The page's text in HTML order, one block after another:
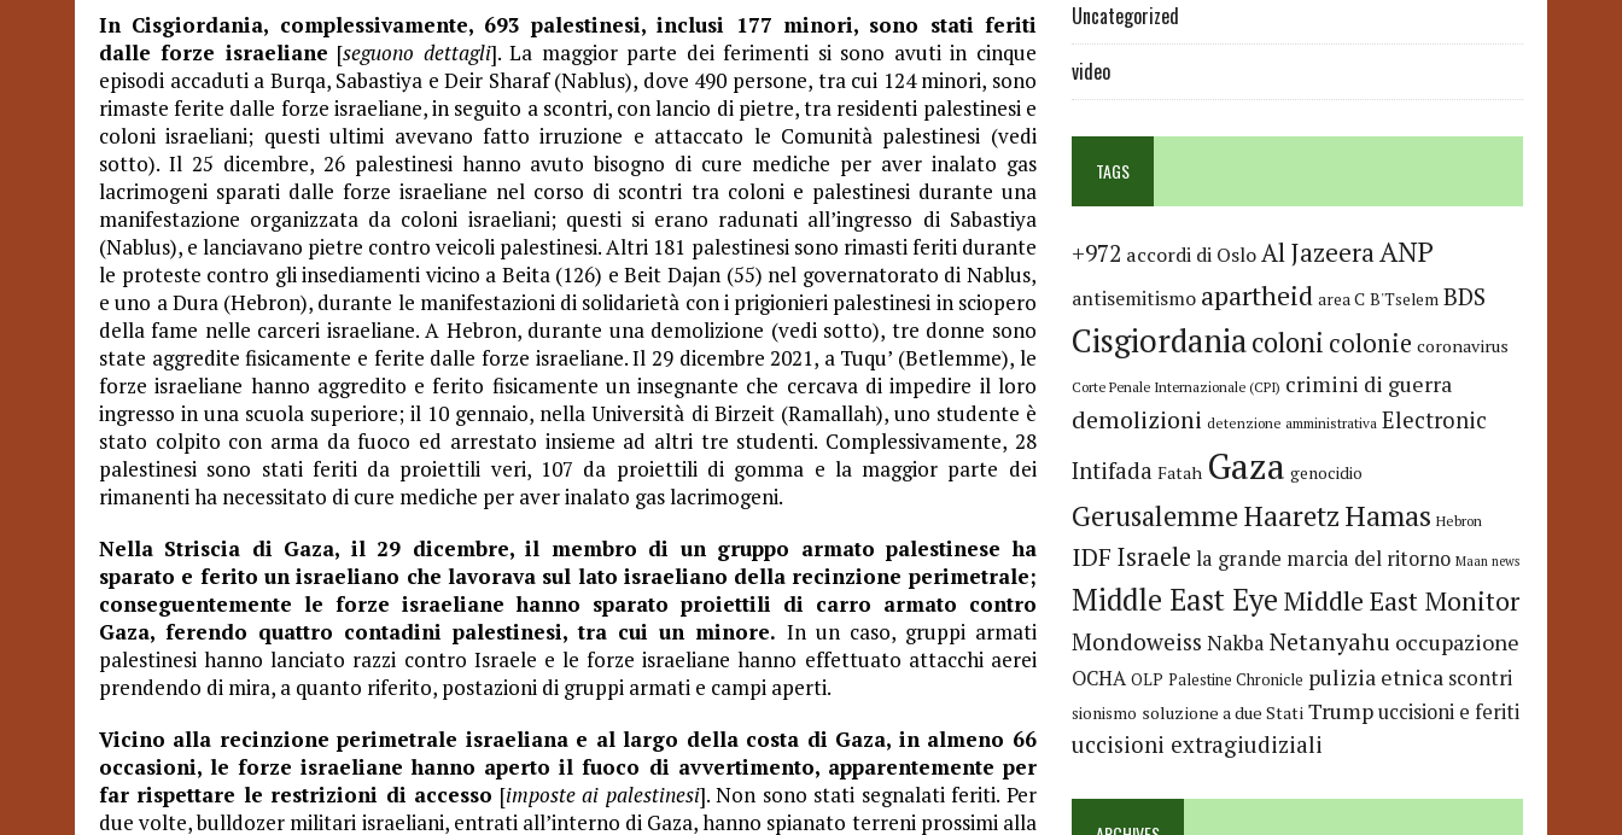
In Cisgiordania, complessivamente, 693 palestinesi, inclusi 177 minori, sono stati feriti
dalle forze israeliane [seguono dettagli]. La maggior parte dei ferimenti si sono avuti in cinque
episodi accaduti a Burqa, Sabastiya e Deir Sharaf (Nablus), dove 490 persone, tra cui 124 minori, sono
rimaste ferite dalle forze israeliane, in seguito a scontri, con lancio di pietre, tra residenti palestinesi e
coloni israeliani; questi ultimi avevano fatto irruzione e attaccato le Comunità palestinesi (vedi
sotto). Il 25 dicembre, 26 palestinesi hanno avuto bisogno di cure mediche per aver inalato gas
lacrimogeni sparati dalle forze israeliane nel corso di scontri tra coloni e palestinesi durante una
manifestazione organizzata da coloni israeliani; questi si erano radunati all’ingresso di Sabastiya
(Nablus), e lanciavano pietre contro veicoli palestinesi. Altri 181 palestinesi sono rimasti feriti durante
le proteste contro gli insediamenti vicino a Beita (126) e Beit Dajan (55) nel governatorato di Nablus,
e uno a Dura (Hebron), durante le manifestazioni di solidarietà con i prigionieri palestinesi in sciopero
della fame nelle carceri israeliane. A Hebron, durante una demolizione (vedi sotto), tre donne sono
state aggredite fisicamente e ferite dalle forze israeliane. Il 29 dicembre 2021, a Tuqu’ (Betlemme), le
forze israeliane hanno aggredito e ferito fisicamente un insegnante che cercava di impedire il loro
ingresso in una scuola superiore; il 10 gennaio, nella Università di Birzeit (Ramallah), uno studente è
stato colpito con arma da fuoco ed arrestato insieme ad altri tre studenti. Complessivamente, 28
palestinesi sono stati feriti da proiettili veri, 107 da proiettili di gomma e la maggior parte dei
rimanenti ha necessitato di cure mediche per aver inalato gas lacrimogeni.
Nella Striscia di Gaza, il 29 dicembre, il membro di un gruppo armato palestinese ha
sparato e ferito un israeliano che lavorava sul lato israeliano della recinzione perimetrale;
conseguentemente le forze israeliane hanno sparato proiettili di carro armato contro
Gaza, ferendo quattro contadini palestinesi, tra cui un minore. In un caso, gruppi armati
palestinesi hanno lanciato razzi contro Israele e le forze israeliane hanno effettuato attacchi aerei
prendendo di mira, a quanto riferito, postazioni di gruppi armati e campi aperti.
Vicino alla recinzione perimetrale israeliana e al largo della costa di Gaza, in almeno 66
occasioni, le forze israeliane hanno aperto il fuoco di avvertimento, apparentemente per
far rispettare le restrizioni di accesso [imposte ai palestinesi]. Non sono stati segnalati feriti. Per
due volte, bulldozer militari israeliani, entrati all’interno di Gaza, hanno spianato terreni prossimi alla
Uncategorized
video
TAGS
+972 accordi di OsloAl JazeeraANP
antisemitismo apartheid area C B'Tselem BDS
Cisgiordaniacoloni colonie coronavirus
Corte Penale Internazionale (CPI) crimini di guerra
demolizioni detenzione amministrativa Electronic
Intifada Fatah Gaza genocidio
GerusalemmeHaaretzHamas Hebron
IDF Israele la grande marcia del ritorno Maan news
Middle East Eye Middle East Monitor
Mondoweiss Nakba Netanyahu occupazione
OCHA OLP Palestine Chronicle pulizia etnica scontri
sionismo soluzione a due Stati Trumpuccisioni e feriti
uccisioni extragiudiziali